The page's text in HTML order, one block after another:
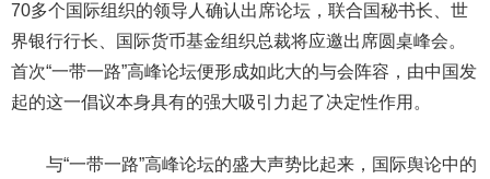
70多个国际组织的领导人确认出席论坛，联合国秘书长、世
界银行行长、国际货币基金组织总裁将应邀出席圆桌峰会。
首次“一带一路”高峰论坛便形成如此大的与会阵容，由中国发
起的这一倡议本身具有的强大吸引力起了决定性作用。
与“一带一路”高峰论坛的盛大声势比起来，国际舆论中的